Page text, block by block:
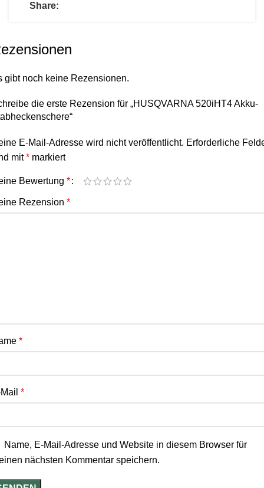
Share:
gibt noch keine Rezensionen.
die erste Rezension für „HUSQVARNA 520iHT4 Akku-
E-Mail-Adresse wird nicht veröffentlicht. Erforderliche
mit* markiert
Bewertung *
Rezension *
*
*
Name, E-Mail-Adresse und Website in diesem Browser für
nächsten Kommentar speichern.